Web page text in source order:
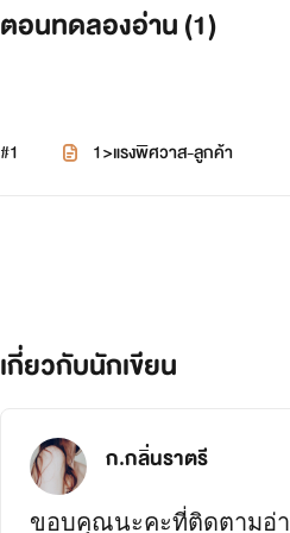
ตอนทดลองอ่าน (1)
#1 1>แรงพิศวาส-ลูกค้า
เกี่ยวกับนักเขียน
ก.กลิ่นราตรี
ขอบคุณนะคะที่ติดตามอ่